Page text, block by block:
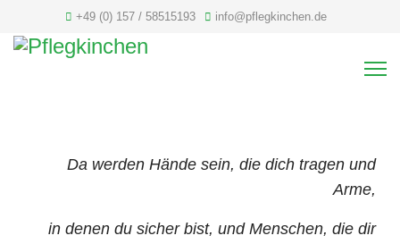
+49 (0) 157 / 58515193 info@pflegkinchen.de
Da werden Hände sein, die dich tragen und
Arme,
in denen du sicher bist, und Menschen, die dir